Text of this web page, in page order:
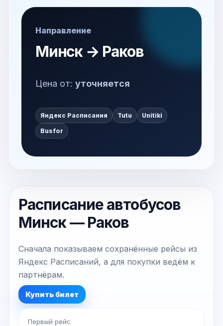
Направление
Минск → Раков
Цена от: уточняется
Яндекс Расписания Tutu Unitiki
Busfor
Расписание автобусов
Минск — Раков
Сначала показываем сохранённые рейсы из
Яндекс Расписаний, а для покупки ведём к
партнёрам.
Купить билет
Первый рейс